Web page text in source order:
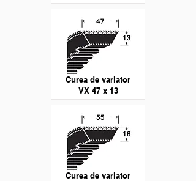
Curea de variator
VX 47 x 13
Curea de variator